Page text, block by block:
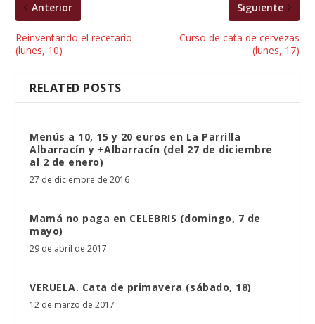
Anterior
Reinventando el recetario
(lunes, 10)
Siguiente
Curso de cata de cervezas
(lunes, 17)
RELATED POSTS
Menús a 10, 15 y 20 euros en La Parrilla
Albarracín y +Albarracín (del 27 de diciembre
al 2 de enero)
27 de diciembre de 2016
Mamá no paga en CELEBRIS (domingo, 7 de
mayo)
29 de abril de 2017
VERUELA. Cata de primavera (sábado, 18)
12 de marzo de 2017